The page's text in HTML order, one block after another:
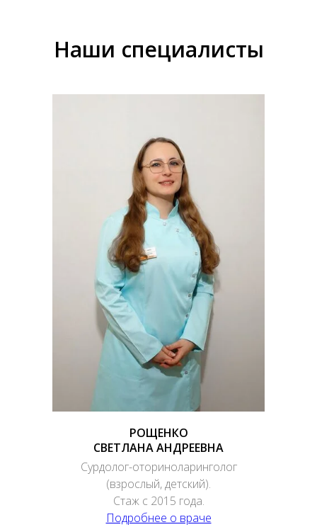
Наши специалисты
РОЩЕНКО
СВЕТЛАНА АНДРЕЕВНА
Сурдолог-оториноларинголог
(взрослый, детский).
Стаж с 2015 года.
Подробнее о враче